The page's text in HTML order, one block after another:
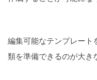
編集可能なテンプレート
類を準備できるのが大き